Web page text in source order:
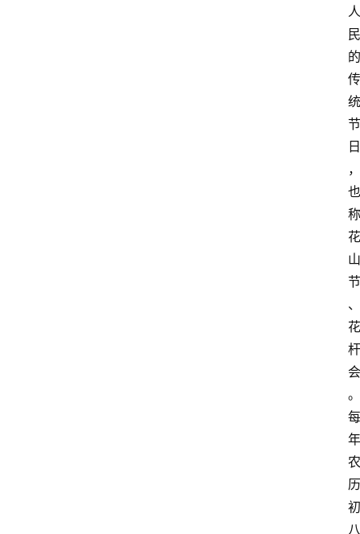
人
民
的
传
统
节
日
，
也
称
花
山
节
、
花
杆
会
。
每
年
农
历
初
八